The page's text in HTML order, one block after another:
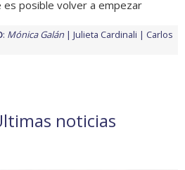
es posible volver a empezar
: Mónica Galán Julieta Cardinali
Carlos
noticias